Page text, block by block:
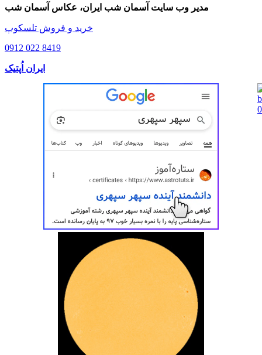
مدیر وب سایت آسمان شب ایران، عکاس آسمان شب
خرید و فروش تلسکوپ
0912 022 8419
ایران اُپتیک